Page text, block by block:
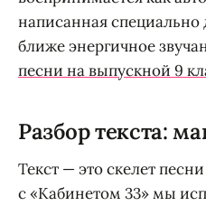
написанная специально
ближе энергичное
песни на выпускной 9
Разбор текста:
Текст — это скелет
с «Кабинетом 33» мы